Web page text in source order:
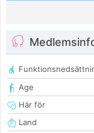
Age
Här för
Land